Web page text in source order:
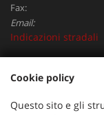
Fax:
Email:
Indicazioni stradali
Dati fiscali:
Automobili
Cookie policy
Questo sito e gli